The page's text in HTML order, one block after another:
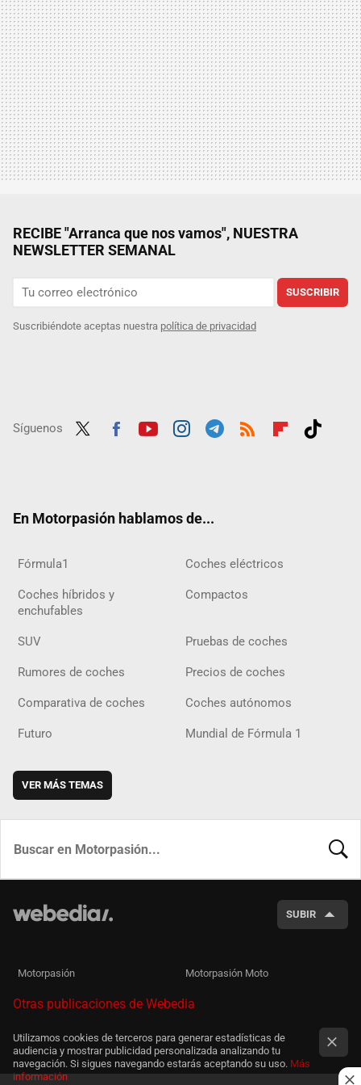
RECIBE "Arranca que nos vamos", NUESTRA
NEWSLETTER SEMANAL
SUSCRIBIR
Suscribiéndote aceptas nuestra política de privacidad
Síguenos
En Motorpasión hablamos de...
Fórmula1 Coches eléctricos
Coches híbridos y
enchufables
Compactos
SUV Pruebas de coches
Rumores de coches Precios de coches
Comparativa de coches Coches autónomos
Futuro Mundial de Fórmula 1
VER MÁS TEMAS
SUBIR
Motorpasión Motorpasión Moto
Otras publicaciones de Webedia
Utilizamos cookies de terceros para generar estadísticas de
audiencia y mostrar publicidad personalizada analizando tu
navegación. Si sigues navegando estarás aceptando su uso. Más
información